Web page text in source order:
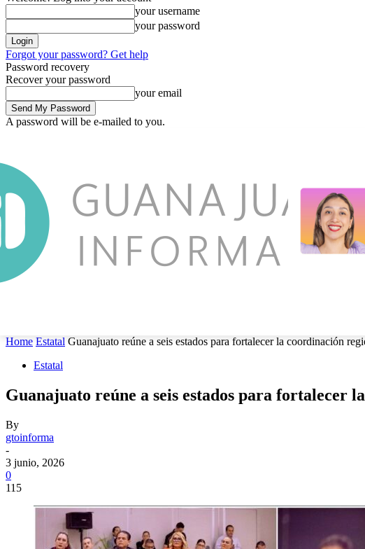
your username
your password
Forgot your password? Get help
Password recovery
Recover your password
your email
A password will be e-mailed to you.
Home Estatal Guanajuato reúne a seis estados para fortalecer la coordinación
Estatal
Guanajuato reúne a seis estados para fortalecer
By
gtoinforma
-
3 junio, 2026
0
115